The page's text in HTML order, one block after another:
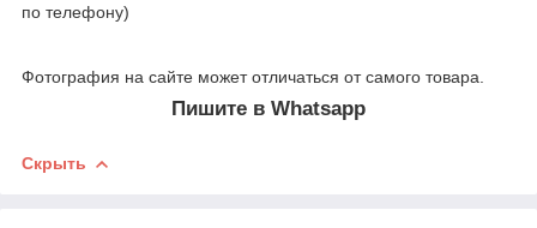
по телефону)
Фотография на сайте может отличаться от самого товара.
Пишите в Whatsapp
Скрыть